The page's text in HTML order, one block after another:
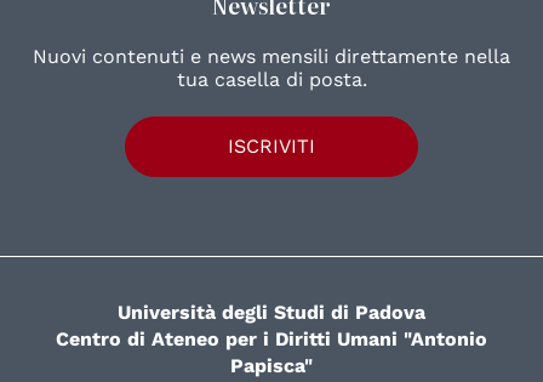
Nuovi contenuti e news mensili direttamente nella
tua casella di posta.
ISCRIVITI
Università degli Studi di Padova
Centro di Ateneo per i Diritti Umani "Antonio
Papisca"